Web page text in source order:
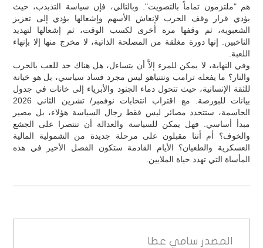
هم "ملتزمون تماماً بالتصويت". وبالتالي، فإن سياسة التذبذب، حيث
يؤدي قرار وقف الحرب لإنعاش الأسهم وإشعالها يؤدي إلى تعزيز
الشعبوية، ثم وقفها مرة أخرى لكسب الوقت، ثم إشعالها لتهديد
الناخبين. إنها دورة مغلقة من المصلحة الذاتية، لا مخرج منها إلا بإنهاء
اللعبة.
وفي النهاية، لا يمكن للمرء إلاَّ أن يتساءل، هل هناك حد للعب بالحرب
والنار؟ ما يفعله ترامب ونتنياهو ليس مجرد فساد سياسي، بل هو خيانة
للثقة الإنسانية، حيث تتحول دماء الجنود والأبرياء إلى خانات في جدول
بيانات للبورصة. مع اقتراب انتخابات نوفمبر/ تشرين الثاني 2026
الحاسمة، ستتحدد مصائر ليس فقط رجال السياسة هؤلاء، بل مصير
مبدأ أساسي. فهل يمكن للسياسة والعدالة أن تنتصرا على الجشع
والخوف؟ أم أننا مقبلون على مرحلة جديدة من الشمولية المالية
العسكرية والطغيان؟ الأيام القادمة ستكون الفصل الأخير في هذه
المأساة التي تهدد حياة الملايين.
المصدر سامي عطا